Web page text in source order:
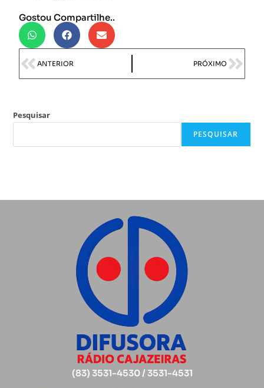
Gostou Compartilhe..
ANTERIOR PRÓXIMO
Pesquisar
PESQUISAR
(83) 3531-4530 / 3531-4531